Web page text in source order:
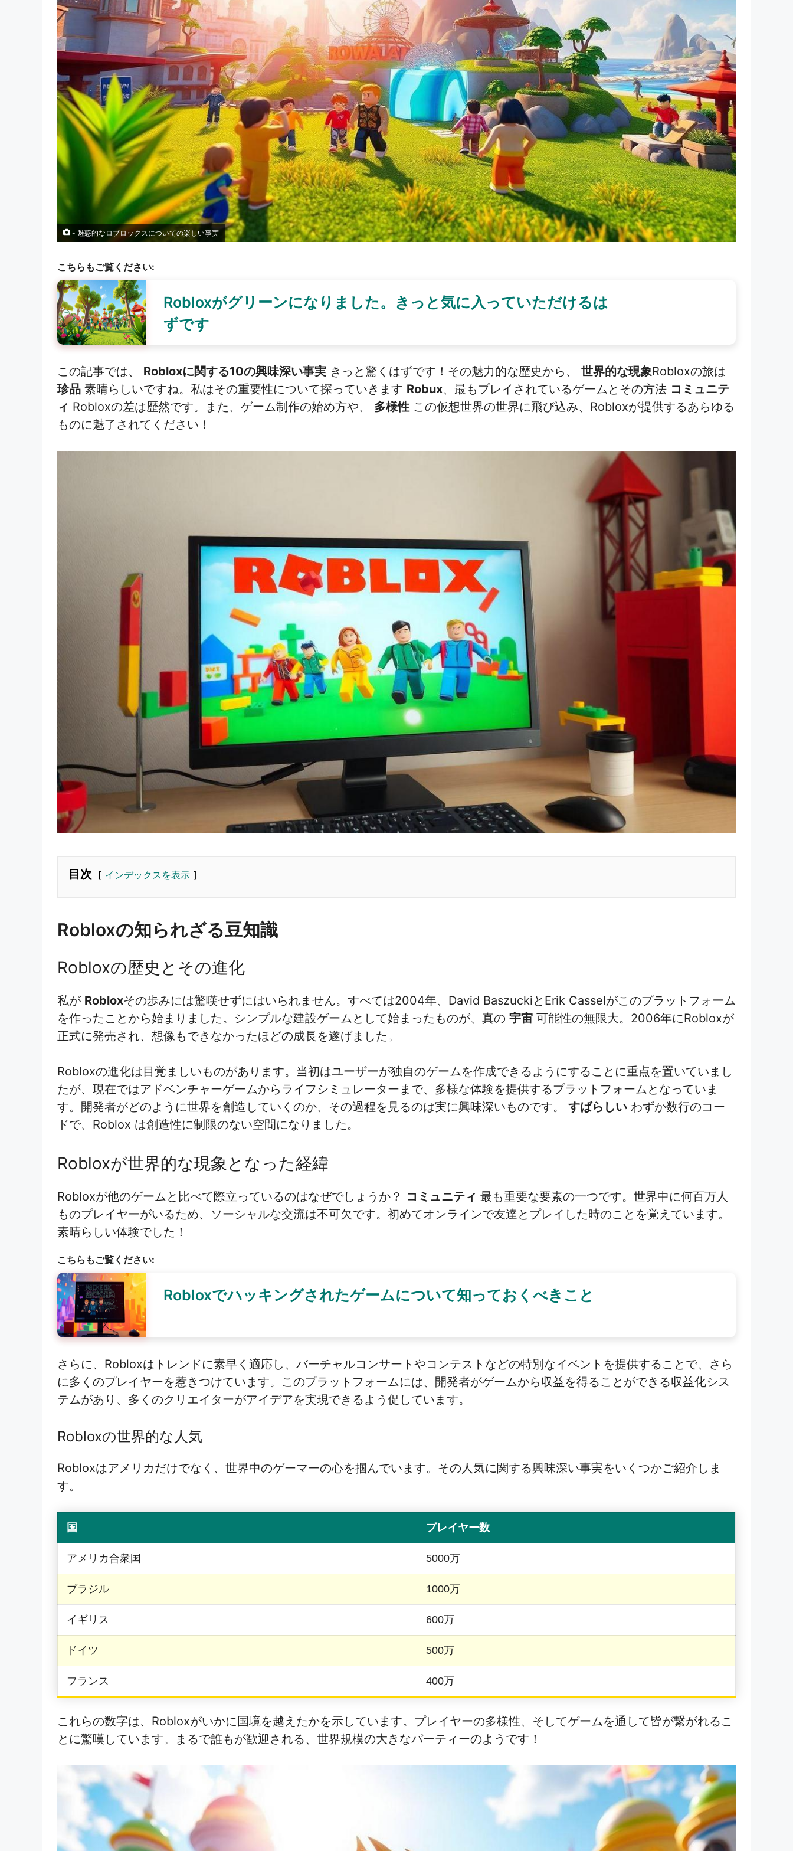
- 魅惑的なロブロックスについての楽しい事実
こちらもご覧ください:
Robloxがグリーンになりました。きっと気に入っていただけるは
ずです
この記事では、 Robloxに関する10の興味深い事実 きっと驚くはずです！その魅力的な歴史から、 世界的な現象Robloxの旅は
珍品 素晴らしいですね。私はその重要性について探っていきます Robux、最もプレイされているゲームとその方法 コミュニテ
ィ Robloxの差は歴然です。また、ゲーム制作の始め方や、 多様性 この仮想世界の世界に飛び込み、Robloxが提供するあらゆる
ものに魅了されてください！
目次 インデックスを表示
Robloxの知られざる豆知識
Robloxの歴史とその進化
私が Robloxその歩みには驚嘆せずにはいられません。すべては2004年、David BaszuckiとErik Casselがこのプラットフォーム
を作ったことから始まりました。シンプルな建設ゲームとして始まったものが、真の 宇宙 可能性の無限大。2006年にRobloxが
正式に発売され、想像もできなかったほどの成長を遂げました。
Robloxの進化は目覚ましいものがあります。当初はユーザーが独自のゲームを作成できるようにすることに重点を置いていまし
たが、現在ではアドベンチャーゲームからライフシミュレーターまで、多様な体験を提供するプラットフォームとなっていま
す。開発者がどのように世界を創造していくのか、その過程を見るのは実に興味深いものです。 すばらしい わずか数行のコー
ドで、Roblox は創造性に制限のない空間になりました。
Robloxが世界的な現象となった経緯
Robloxが他のゲームと比べて際立っているのはなぜでしょうか？ コミュニティ 最も重要な要素の一つです。世界中に何百万人
ものプレイヤーがいるため、ソーシャルな交流は不可欠です。初めてオンラインで友達とプレイした時のことを覚えています。
素晴らしい体験でした！
こちらもご覧ください:
Robloxでハッキングされたゲームについて知っておくべきこと
さらに、Robloxはトレンドに素早く適応し、バーチャルコンサートやコンテストなどの特別なイベントを提供することで、さら
に多くのプレイヤーを惹きつけています。このプラットフォームには、開発者がゲームから収益を得ることができる収益化シス
テムがあり、多くのクリエイターがアイデアを実現できるよう促しています。
Robloxの世界的な人気
Robloxはアメリカだけでなく、世界中のゲーマーの心を掴んでいます。その人気に関する興味深い事実をいくつかご紹介しま
す。
国 プレイヤー数
アメリカ合衆国 5000万
ブラジル 1000万
イギリス 600万
ドイツ 500万
フランス 400万
これらの数字は、Robloxがいかに国境を越えたかを示しています。プレイヤーの多様性、そしてゲームを通して皆が繋がれるこ
とに驚嘆しています。まるで誰もが歓迎される、世界規模の大きなパーティーのようです！